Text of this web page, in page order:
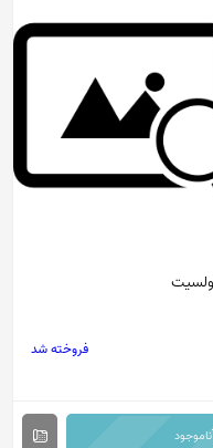
فروخته شد
ناموجود